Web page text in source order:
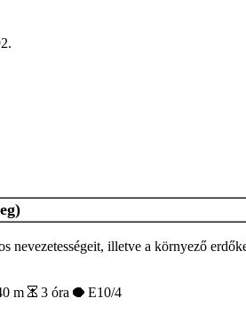
nevezetességeit, illetve a környező
m 3 óra E10/4